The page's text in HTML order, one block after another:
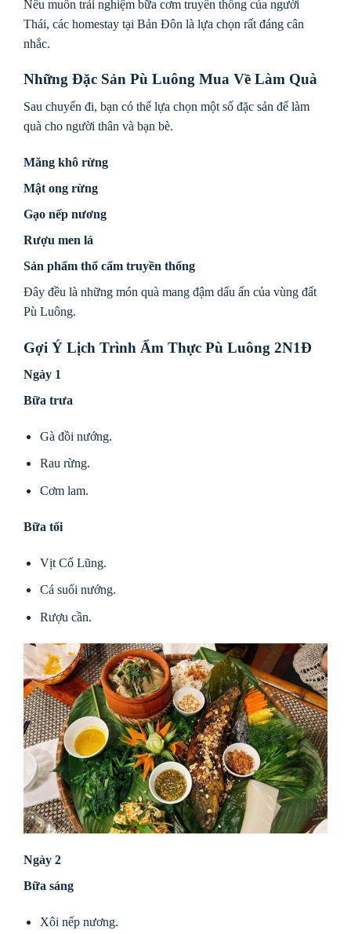
Nếu muốn trải nghiệm bữa cơm truyền thống của người
Thái, các homestay tại Bản Đôn là lựa chọn rất đáng cân
nhắc.
Những Đặc Sản Pù Luông Mua Về Làm Quà
Sau chuyến đi, bạn có thể lựa chọn một số đặc sản để làm
quà cho người thân và bạn bè.
Măng khô rừng
Mật ong rừng
Gạo nếp nương
Rượu men lá
Sản phẩm thổ cẩm truyền thống
Đây đều là những món quà mang đậm dấu ấn của vùng đất
Pù Luông.
Gợi Ý Lịch Trình Ẩm Thực Pù Luông 2N1Đ
Ngày 1
Bữa trưa
Gà đồi nướng.
Rau rừng.
Cơm lam.
Bữa tối
Vịt Cổ Lũng.
Cá suối nướng.
Rượu cần.
Ngày 2
Bữa sáng
Xôi nếp nương.